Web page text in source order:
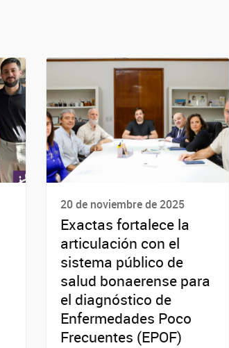
20 de noviembre de 2025
Exactas fortalece la
articulación con el
sistema público de
salud bonaerense para
el diagnóstico de
Enfermedades Poco
Frecuentes (EPOF)